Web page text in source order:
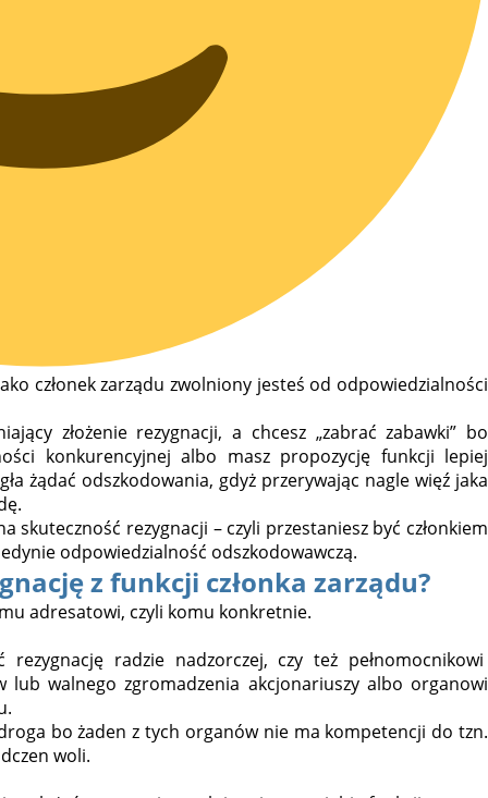
członek zarządu zwolniony jesteś od odpowiedzialności
złożenie rezygnacji, a chcesz „zabrać zabawki” bo
konkurencyjnej albo masz propozycję funkcji lepiej
żądać odszkodowania, gdyż przerywając nagle więź jaka
skuteczność rezygnacji – czyli przestaniesz być członkiem
odpowiedzialność odszkodowawczą.
z funkcji członka zarządu?
adresatowi, czyli komu konkretnie.
radzie nadzorczej, czy też pełnomocnikowi
lub walnego zgromadzenia akcjonariuszy albo organowi
bo żaden z tych organów nie ma kompetencji do tzn.
woli.